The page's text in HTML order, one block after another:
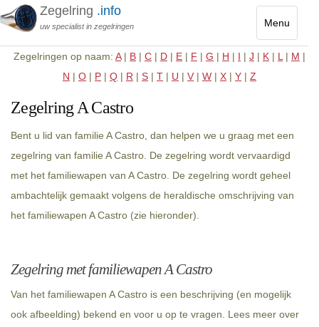
Menu
Toggle
Zegelring .info
uw specialist in zegelringen
Zegelringen op naam: A| B | C | D | E | F | G | H | I | J | K | L | M |
N | O | P | Q | R | S | T | U | V | W | X | Y | Z
Zegelring A Castro
Bent u lid van familie A Castro, dan helpen we u graag met een
zegelring van familie A Castro. De zegelring wordt vervaardigd
met het familiewapen van A Castro. De zegelring wordt geheel
ambachtelijk gemaakt volgens de heraldische omschrijving van
het familiewapen A Castro (zie hieronder).
Zegelring met familiewapen A Castro
Van het familiewapen A Castro is een beschrijving (en mogelijk
ook afbeelding) bekend en voor u op te vragen. Lees meer over